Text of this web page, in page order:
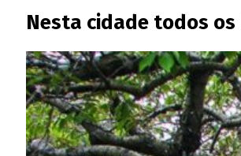
Nesta cidade todos